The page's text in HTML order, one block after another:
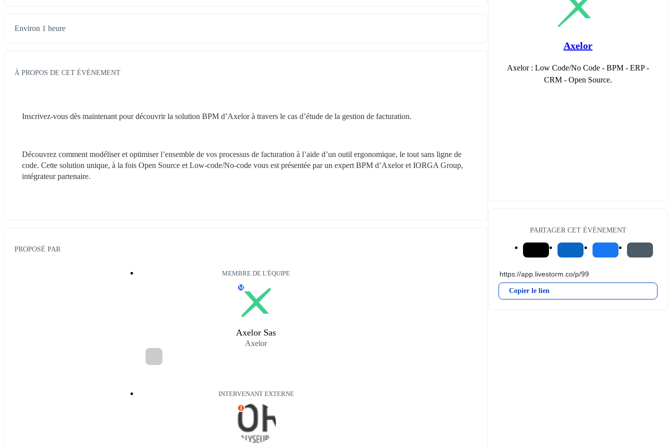
Environ 1 heure
À PROPOS DE CET ÉVÉNEMENT
Inscrivez-vous dès maintenant pour découvrir la solution BPM d’Axelor à travers le cas d’étude de la gestion de facturation.
Découvrez comment modéliser et optimiser l’ensemble de vos processus de facturation à l’aide d’un outil ergonomique, le tout sans ligne de
code. Cette solution unique, à la fois Open Source et Low-code/No-code vous est présentée par un expert BPM d’Axelor et IORGA Group,
intégrateur partenaire.
PROPOSÉ PAR
MEMBRE DE L'ÉQUIPE
M
Axelor Sas
Axelor
INTERVENANT EXTERNE
I
Axelor
Axelor : Low Code/No Code - BPM - ERP -
CRM - Open Source.
PARTAGER CET ÉVÉNEMENT
Copier le lien